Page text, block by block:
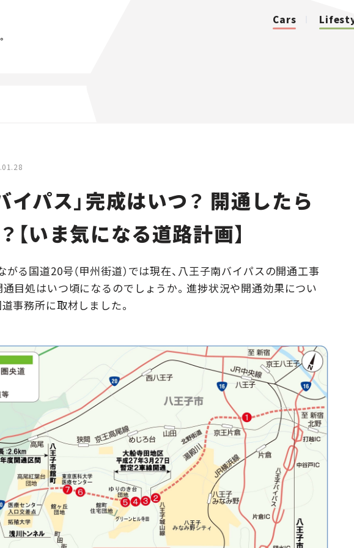
Cars
イパス」完成はいつ？ 開通したら
【いま気になる道路計画】
る国道20号（甲州街道）では現在、八王子南バイパスの開通工事
通目処はいつ頃になるのでしょうか。進捗状況や開通効果につい
事務所に取材しました。
Traffic
Series